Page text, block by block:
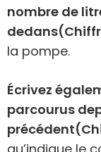
nombre de
dedans
la pompe.
Écrivez
parcourus
précédent